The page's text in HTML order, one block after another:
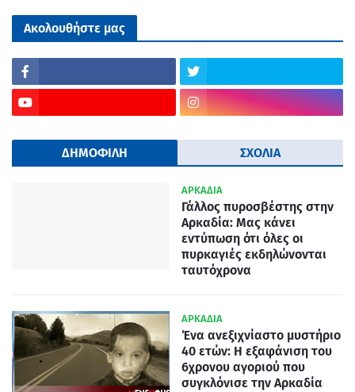
Ακολουθήστε μας
ΔΗΜΟΦΙΛΗ ΣΧΟΛΙΑ
ΑΡΚΑΔΙΑ
Γάλλος πυροσβέστης στην
Αρκαδία: Μας κάνει
εντύπωση ότι όλες οι
πυρκαγιές εκδηλώνονται
ταυτόχρονα
ΑΡΚΑΔΙΑ
Ένα ανεξιχνίαστο μυστήριο
40 ετών: Η εξαφάνιση του
6χρονου αγοριού που
συγκλόνισε την Αρκαδία